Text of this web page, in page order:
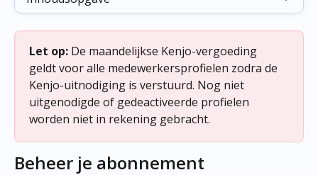
Let op: De maandelijkse Kenjo-vergoeding
geldt voor alle medewerkersprofielen zodra de
Kenjo-uitnodiging is verstuurd. Nog niet
uitgenodigde of gedeactiveerde profielen
worden niet in rekening gebracht.
Beheer je abonnement